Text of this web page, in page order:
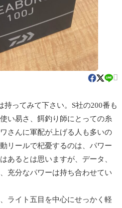

持ってみて下さい。S社の200番も
い易さ、餌釣り師にとっての糸
さんに軍配が上げる人も多いの
リールで杞憂するのは、パワー
あるとは思いますが、データ、
充分なパワーは持ち合わせてい
ライト五目を中心にせっかく軽